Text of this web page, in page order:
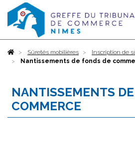
AccueilSûretés mobilières
Inscription de
Nantissements de fonds de
NANTISSEMENTS
COMMERCE